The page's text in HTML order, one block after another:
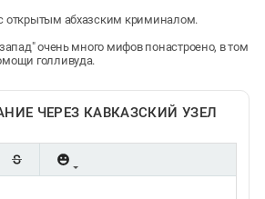
открытым абхазским криминалом.
очень много мифов понастроено, в том
голливуда.
ЧЕРЕЗ КАВКАЗСКИЙ УЗЕЛ